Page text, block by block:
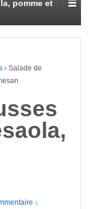
pomme et
› Salade de
↓